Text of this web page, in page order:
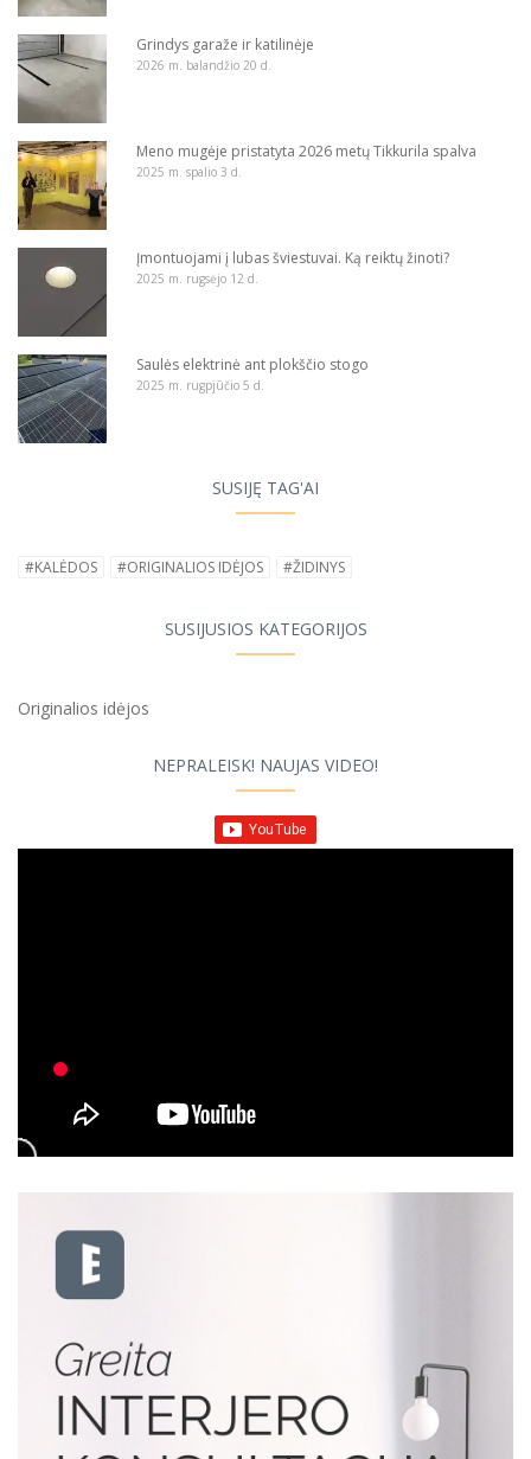
Grindys garaže ir katilinėje
2026 m. balandžio 20 d.
Meno mugėje pristatyta 2026 metų Tikkurila spalva
2025 m. spalio 3 d.
Įmontuojami į lubas šviestuvai. Ką reiktų žinoti?
2025 m. rugsėjo 12 d.
Saulės elektrinė ant plokščio stogo
2025 m. rugpjūčio 5 d.
SUSIJĘ TAG'AI
#KALĖDOS #ORIGINALIOS IDĖJOS #ŽIDINYS
SUSIJUSIOS KATEGORIJOS
Originalios idėjos
NEPRALEISK! NAUJAS VIDEO!